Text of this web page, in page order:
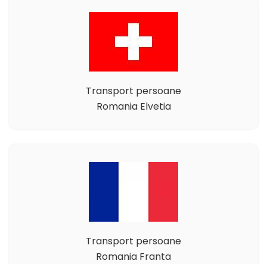
Transport persoane
Romania Elvetia
Transport persoane
Romania Franta